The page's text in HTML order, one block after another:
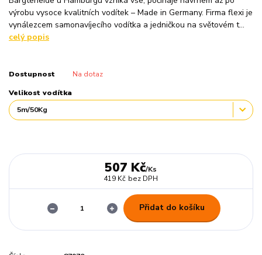
výrobu vysoce kvalitních vodítek – Made in Germany. Firma flexi je
vynálezcem samonavíjecího vodítka a jedničkou na světovém t...
celý popis
Dostupnost Na dotaz
Velikost vodítka
507 Kč/Ks
419 Kč bez DPH
Přidat do košíku